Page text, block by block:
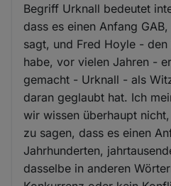
Begriff Urknall bedeutet
dass es einen Anfang
sagt, und Fred Hoyle -
habe, vor vielen Jahren -
gemacht - Urknall - als
daran geglaubt hat. Ich
wir wissen überhaupt
zu sagen, dass es einen
Jahrhunderten,
dasselbe in anderen